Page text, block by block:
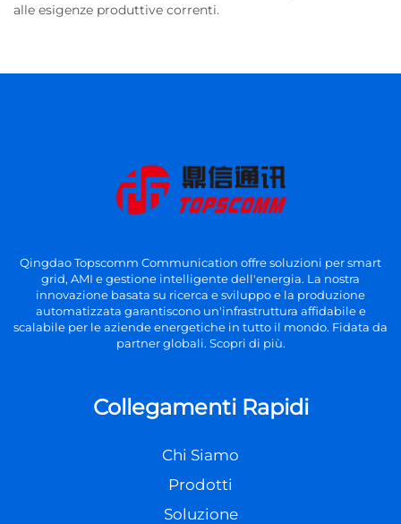
alle esigenze produttive correnti.
Qingdao Topscomm Communication offre soluzioni per smart
grid, AMI e gestione intelligente dell'energia. La nostra
innovazione basata su ricerca e sviluppo e la produzione
automatizzata garantiscono un'infrastruttura affidabile e
scalabile per le aziende energetiche in tutto il mondo. Fidata da
partner globali. Scopri di più.
Collegamenti Rapidi
Chi Siamo
Prodotti
Soluzione